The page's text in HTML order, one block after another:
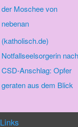
der Moschee von
nebenan
(katholisch.de)
Notfallseelsorgerin nach
CSD-Anschlag: Opfer
geraten aus dem Blick
Links